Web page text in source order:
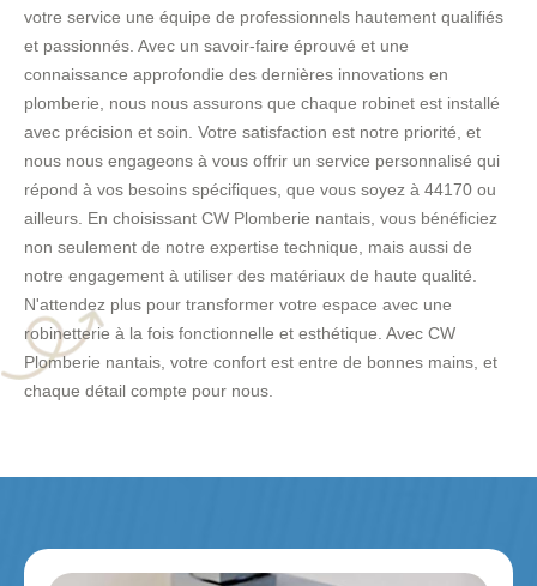
votre service une équipe de professionnels hautement qualifiés
et passionnés. Avec un savoir-faire éprouvé et une
connaissance approfondie des dernières innovations en
plomberie, nous nous assurons que chaque robinet est installé
avec précision et soin. Votre satisfaction est notre priorité, et
nous nous engageons à vous offrir un service personnalisé qui
répond à vos besoins spécifiques, que vous soyez à 44170 ou
ailleurs. En choisissant CW Plomberie nantais, vous bénéficiez
non seulement de notre expertise technique, mais aussi de
notre engagement à utiliser des matériaux de haute qualité.
N'attendez plus pour transformer votre espace avec une
robinetterie à la fois fonctionnelle et esthétique. Avec CW
Plomberie nantais, votre confort est entre de bonnes mains, et
chaque détail compte pour nous.